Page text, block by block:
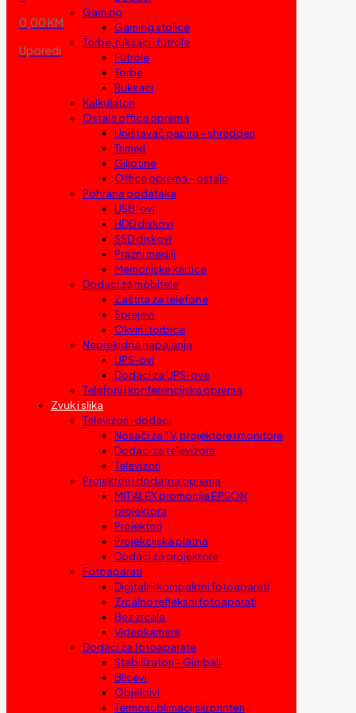
0,00 KM
Uporedi
Gaming
Gaming stolice
Torbe, ruksaci i futrole
Futrole
Torbe
Ruksaci
Kalkulatori
Ostala office oprema
Uništavač papira – shredderi
Trimeri
Giljotine
Office oprema – ostalo
Pohrana podataka
USB-ovi
HDD diskovi
SSD diskovi
Prazni mediji
Memorijske kartice
Dodaci za mobitele
Zaštita za telefone
Sprejevi
Okviri i torbice
Neprekidna napajanja
UPS-ovi
Dodaci za UPS-ove
Telefoni i konferencijska oprema
Zvuk i slika
Televizori i dodaci
Nosači za TV, projektore i monitore
Dodaci za televizore
Televizori
Projektori i dodatna oprema
MIT ALEX promocija EPSON
projektora
Projektori
Projekcijska platna
Dodaci za projektore
Fotoaparati
Digitalni kompaktni fotoaparati
Zrcalno refleksni fotoaparati
Bez zrcala
Videokamere
Dodaci za fotoaparate
Stabilizatori – Gimbali
Blicevi
Objektivi
Termosublimacijski printeri